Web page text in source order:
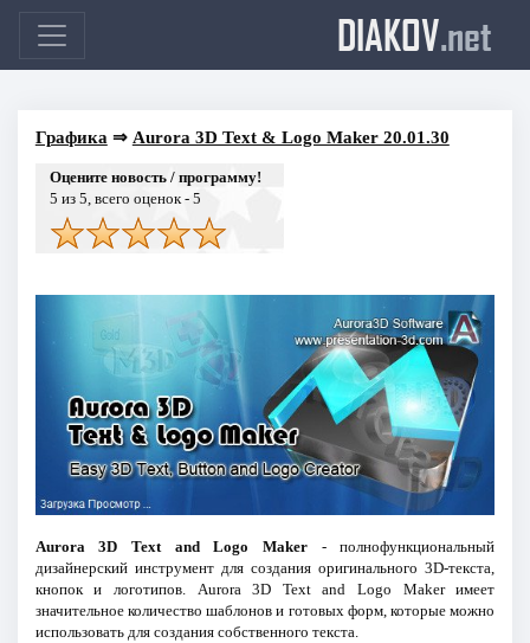
DIAKOV.net
Графика ⇒ Aurora 3D Text & Logo Maker 20.01.30
Оцените новость / программу!
5 из 5, всего оценок - 5
Aurora 3D Text and Logo Maker- полнофункциональный
дизайнерский инструмент для создания оригинального 3D-текста,
кнопок и логотипов. Aurora 3D Text and Logo Maker имеет
значительное количество шаблонов и готовых форм, которые можно
использовать для создания собственного текста.